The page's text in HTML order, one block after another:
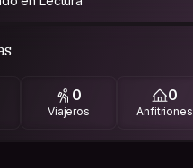
0
Viajeros
0
Anfitriones